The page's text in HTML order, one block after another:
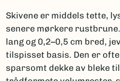
Skivene er middels tette,
senere mørkere
lang og 0,2–0,5 cm bred,
tilspisset basis. Den er
sparsomt dekke av bleke